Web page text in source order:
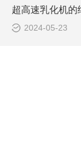
2024-05-23